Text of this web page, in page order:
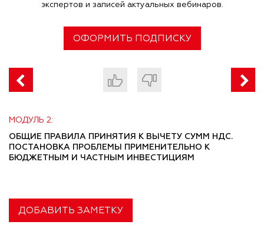
экспертов и записей актуальных вебинаров.
ОФОРМИТЬ ПОДПИСКУ
МОДУЛЬ 2:
ОБЩИЕ ПРАВИЛА ПРИНЯТИЯ К ВЫЧЕТУ СУММ НДС.
ПОСТАНОВКА ПРОБЛЕМЫ ПРИМЕНИТЕЛЬНО К
БЮДЖЕТНЫМ И ЧАСТНЫМ ИНВЕСТИЦИЯМ
ДОБАВИТЬ ЗАМЕТКУ